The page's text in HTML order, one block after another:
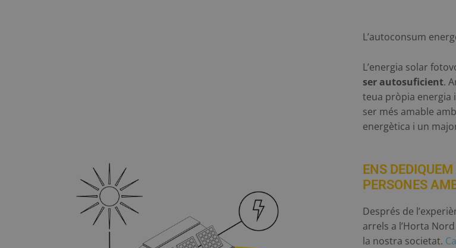
L’autoconsum
L’energia solar
ser autosuficient.
teua pròpia energia
ser més amable
energètica i un
ENS
PERSONES
Després de
arrels a l’Horta
la nostra societat.